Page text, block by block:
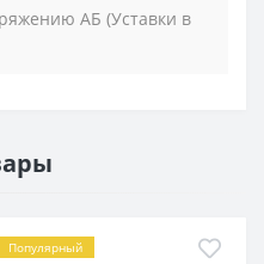
АБ (Уставки в
Популярный